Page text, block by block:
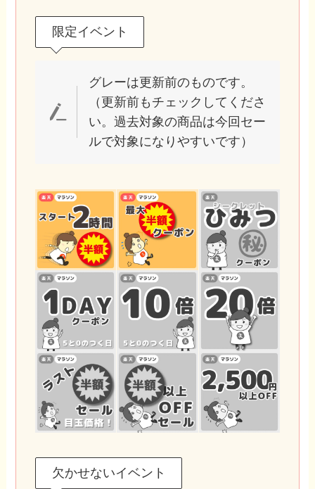
限定イベント
グレーは更新前のものです。
（更新前もチェックしてくださ
い。過去対象の商品は今回セー
ルで対象になりやすいです）
欠かせないイベント